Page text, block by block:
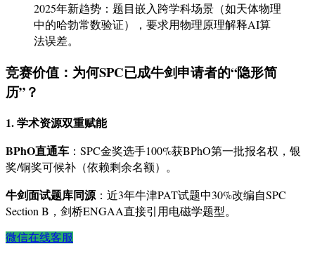
2025年新趋势：题目嵌入跨学科场景（如天体物理
中的哈勃常数验证），要求用物理原理解释AI算
法误差。
竞赛价值：为何SPC已成牛剑申请者的“隐形简
历”？
1. 学术资源双重赋能
BPhO直通车 ：SPC金奖选手100%获BPhO第一批报名权，银
奖/铜奖可候补（依赖剩余名额）。
牛剑面试题库同源：近3年牛津PAT试题中30%改编自SPC
Section B，剑桥ENGAA直接引用电磁学题型。
微信在线客服